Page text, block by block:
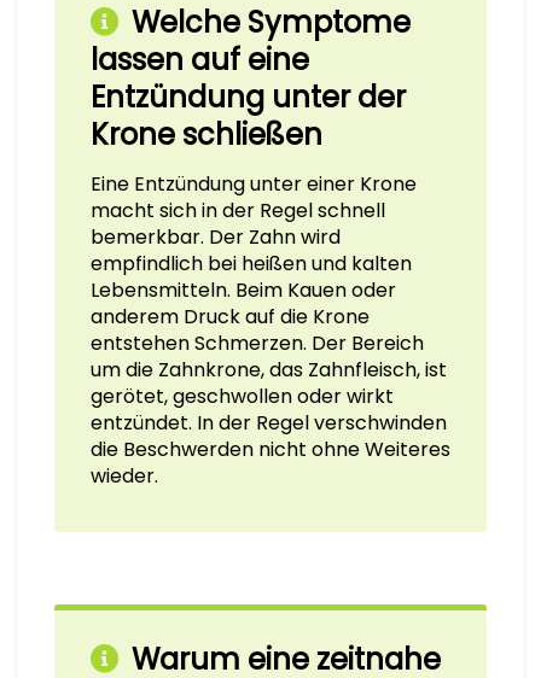
Welche Symptome
lassen auf eine
Entzündung unter der
Krone schließen
Eine Entzündung unter einer Krone
macht sich in der Regel schnell
bemerkbar. Der Zahn wird
empfindlich bei heißen und kalten
Lebensmitteln. Beim Kauen oder
anderem Druck auf die Krone
entstehen Schmerzen. Der Bereich
um die Zahnkrone, das Zahnfleisch, ist
gerötet, geschwollen oder wirkt
entzündet. In der Regel verschwinden
die Beschwerden nicht ohne Weiteres
wieder.
Warum eine zeitnahe